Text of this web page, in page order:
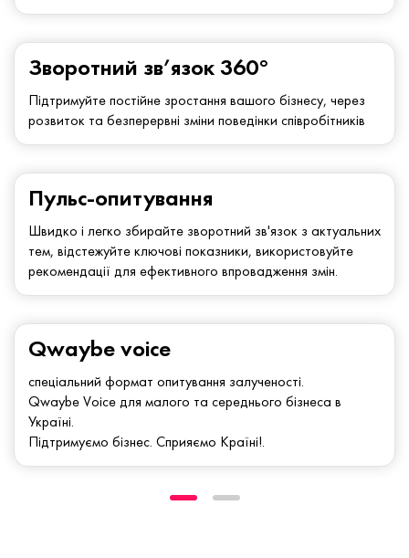
Зворотний зв’язок 360°
Підтримуйте постійне зростання вашого бізнесу, через
розвиток та безперервні зміни поведінки співробітників
Qwaybe voice
спеціальний формат опитування залученості.
Qwaybe Voice для малого та середнього бізнеса в
Україні.
Підтримуємо бізнес. Сприяємо Країні!.
Пульс-опитування
Швидко і легко збирайте зворотний зв'язок з актуальних
тем, відстежуйте ключові показники, використовуйте
рекомендації для ефективного впровадження змін.